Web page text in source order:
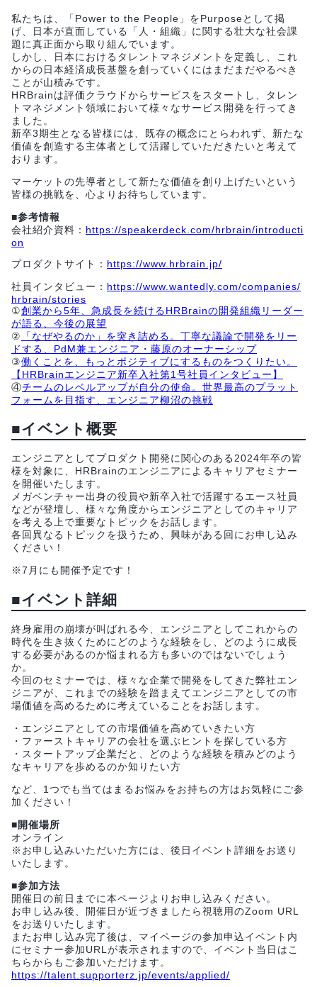
私たちは、「Power to the People」をPurposeとして掲
げ、日本が直面している「人・組織」に関する壮大な社会課
題に真正面から取り組んでいます。
しかし、日本におけるタレントマネジメントを定義し、これ
からの日本経済成長基盤を創っていくにはまだまだやるべき
ことが山積みです。
HRBrainは評価クラウドからサービスをスタートし、タレン
トマネジメント領域において様々なサービス開発を行ってき
ました。
新卒3期生となる皆様には、既存の概念にとらわれず、新たな
価値を創造する主体者として活躍していただきたいと考えて
おります。
マーケットの先導者として新たな価値を創り上げたいという
皆様の挑戦を、心よりお待ちしています。
■参考情報
会社紹介資料： https://speakerdeck.com/hrbrain/introducti
on
プロダクトサイト： https://www.hrbrain.jp/
社員インタビュー： https://www.wantedly.com/companies/
hrbrain/stories
①創業から5年、急成長を続けるHRBrainの開発組織リーダー
が語る、今後の展望
②
「なぜやるのか」を突き詰める。丁寧な議論で開発をリー
ドする、PdM兼エンジニア・藤原のオーナーシップ
③働くことを、もっとポジティブにするものをつくりたい。
【HRBrainエンジニア新卒入社第1号社員インタビュー】
④チームのレベルアップが自分の使命。世界最高のプラット
フォームを目指す、エンジニア柳沼の挑戦
■イベント概要
エンジニアとしてプロダクト開発に関心のある2024年卒の皆
様を対象に、HRBrainのエンジニアによるキャリアセミナー
を開催いたします。
メガベンチャー出身の役員や新卒入社で活躍するエース社員
などが登壇し、様々な角度からエンジニアとしてのキャリア
を考える上で重要なトピックをお話します。
各回異なるトピックを扱うため、興味がある回にお申し込み
ください！
※7月にも開催予定です！
■イベント詳細
終身雇用の崩壊が叫ばれる今、エンジニアとしてこれからの
時代を生き抜くためにどのような経験をし、どのように成長
する必要があるのか悩まれる方も多いのではないでしょう
か。
今回のセミナーでは、様々な企業で開発をしてきた弊社エン
ジニアが、これまでの経験を踏まえてエンジニアとしての市
場価値を高めるために考えていることをお話します。
・エンジニアとしての市場価値を高めていきたい方
・ファーストキャリアの会社を選ぶヒントを探している方
・スタートアップ企業だと、どのような経験を積みどのよう
なキャリアを歩めるのか知りたい方
など、1つでも当てはまるお悩みをお持ちの方はお気軽にご参
加ください！
■開催場所
オンライン
※お申し込みいただいた方には、後日イベント詳細をお送り
いたします。
■参加方法
開催日の前日までに本ページよりお申し込みください。
お申し込み後、開催日が近づきましたら視聴用のZoom URL
をお送りいたします。
またお申し込み完了後は、マイページの参加申込イベント内
にセミナー参加URLが表示されますので、イベント当日はこ
ちらからもご参加いただけます。
https://talent.supporterz.jp/events/applied/